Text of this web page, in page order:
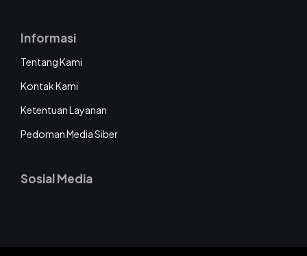
Informasi
Tentang Kami
Kontak Kami
Ketentuan Layanan
Pedoman Media Siber
Sosial Media